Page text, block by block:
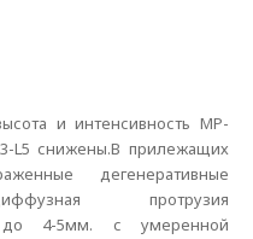
и интенсивность МР-
L5 снижены.В прилежащих
дегенеративные
протрузия
до 4-5мм. с умеренной